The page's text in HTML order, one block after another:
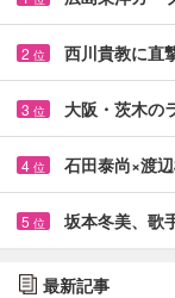
2 位 西川貴教に直
3 位 大阪・茨木の
4 位 石田泰尚×渡
5 位 坂本冬美、歌
最新記事